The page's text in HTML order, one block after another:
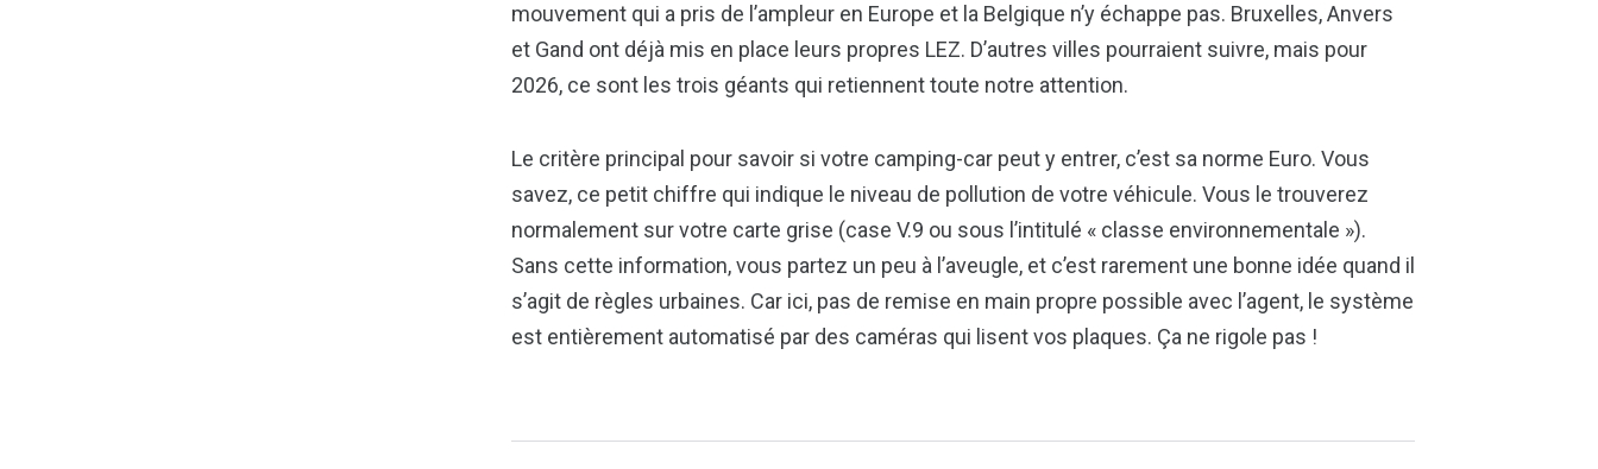
mouvement qui a pris de l’ampleur en Europe et la Belgique n’y échappe pas. Bruxelles, Anvers
et Gand ont déjà mis en place leurs propres LEZ. D’autres villes pourraient suivre, mais pour
2026, ce sont les trois géants qui retiennent toute notre attention.
Le critère principal pour savoir si votre camping-car peut y entrer, c’est sa norme Euro. Vous
savez, ce petit chiffre qui indique le niveau de pollution de votre véhicule. Vous le trouverez
normalement sur votre carte grise (case V.9 ou sous l’intitulé « classe environnementale »).
Sans cette information, vous partez un peu à l’aveugle, et c’est rarement une bonne idée quand il
s’agit de règles urbaines. Car ici, pas de remise en main propre possible avec l’agent, le système
est entièrement automatisé par des caméras qui lisent vos plaques. Ça ne rigole pas !